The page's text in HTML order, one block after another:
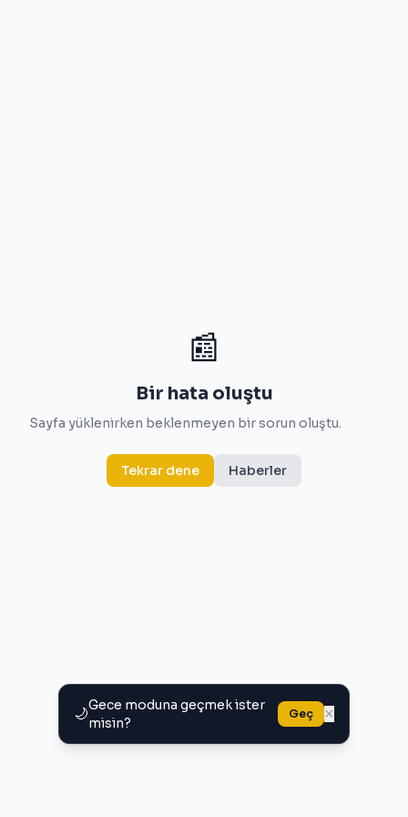
🌙Gece moduna geçmek ister
misin?
Geç ×
📰
Bir hata oluştu
Sayfa yüklenirken beklenmeyen bir sorun oluştu.
Tekrar dene Haberler